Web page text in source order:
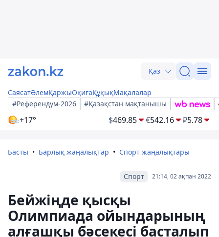
Қаз
СаясатӘлемҚаржыОқиғаҚұқықМақалалар
#Референдум-2026
#Қазақстан мақтанышы
+17° $469.85 €542.16 ₽5.78
Басты Барлық жаңалықтар Спорт жаңалықтары
21:14, 02 ақпан 2022
Спорт
Бейжіңде қысқы
Олимпиада ойындарының
алғашқы бәсекесі басталып